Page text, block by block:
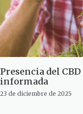
Presencia del
informada
23 de diciembre de 2025